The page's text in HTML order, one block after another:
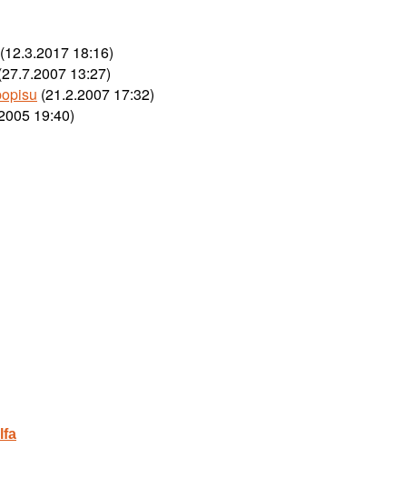
(12.3.2017 18:16)
13:27)
(21.2.2007 17:32)
19:40)